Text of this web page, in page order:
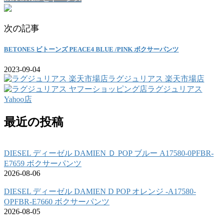
次の記事
BETONES ビトーンズ PEACE4 BLUE /PINK ボクサーパンツ
2023-09-04
ラグジュリアス 楽天市場店
ラグジュリアス
Yahoo店
最近の投稿
DIESEL ディーゼル DAMIEN Ｄ POP ブルー A17580-0PFBR-
E7659 ボクサーパンツ
2026-08-06
DIESEL ディーゼル DAMIEN D POP オレンジ -A17580-
OPFBR-E7660 ボクサーパンツ
2026-08-05